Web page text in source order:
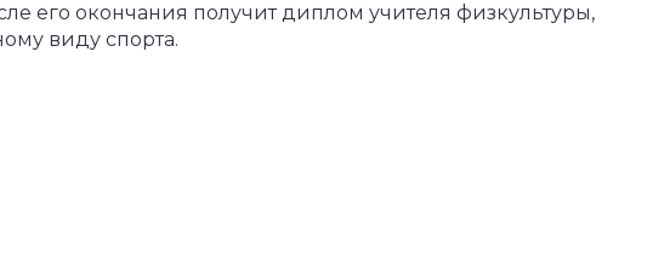
его окончания получит диплом учителя физкультуры,
виду спорта.